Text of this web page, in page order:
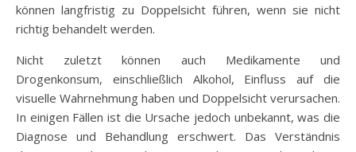
können langfristig zu Doppelsicht führen, wenn sie nicht
richtig behandelt werden.
Nicht zuletzt können auch Medikamente und
Drogenkonsum, einschließlich Alkohol, Einfluss auf die
visuelle Wahrnehmung haben und Doppelsicht verursachen.
In einigen Fällen ist die Ursache jedoch unbekannt, was die
Diagnose und Behandlung erschwert. Das Verständnis